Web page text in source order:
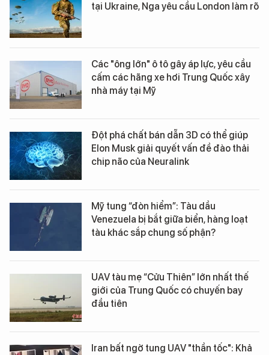
tại Ukraine, Nga yêu cầu London làm rõ
Các "ông lớn" ô tô gây áp lực, yêu cầu
cấm các hãng xe hơi Trung Quốc xây
nhà máy tại Mỹ
Đột phá chất bán dẫn 3D có thể giúp
Elon Musk giải quyết vấn đề đào thải
chip não của Neuralink
Mỹ tung “đòn hiểm”: Tàu dầu
Venezuela bị bắt giữa biển, hàng loạt
tàu khác sắp chung số phận?
UAV tàu mẹ “Cửu Thiên” lớn nhất thế
giới của Trung Quốc có chuyến bay
đầu tiên
Iran bất ngờ tung UAV "thần tốc": Khả